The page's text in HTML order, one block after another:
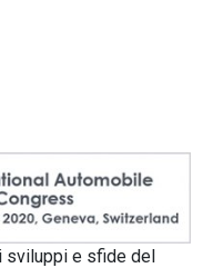
sviluppi e sfide del